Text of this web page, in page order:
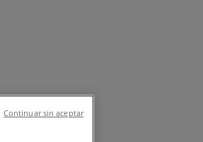
Continuar sin aceptar